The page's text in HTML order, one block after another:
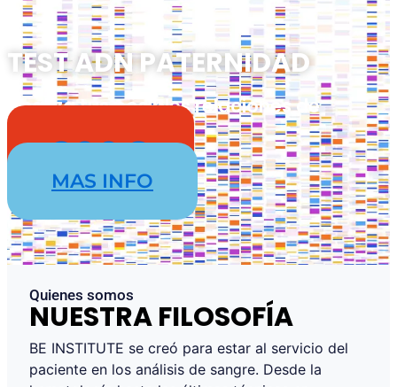
TEST ADN PATERNIDAD
Analiza tus posibles relaciones de
parentesco
200€
MAS INFO
Quienes somos
NUESTRA FILOSOFÍA
BE INSTITUTE se creó para estar al servicio del
paciente en los análisis de sangre. Desde la